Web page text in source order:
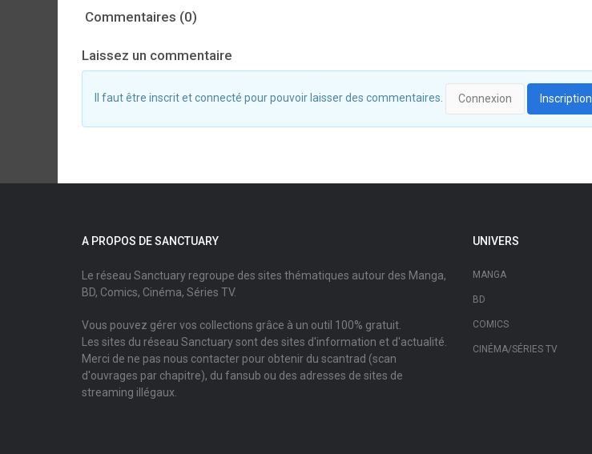
Commentaires (0)
Laissez un commentaire
Il faut être inscrit et connecté pour pouvoir laisser des commentaires. Connexion Inscription
A PROPOS DE SANCTUARY
Le réseau Sanctuary regroupe des sites thématiques autour des Manga,
BD, Comics, Cinéma, Séries TV.
Vous pouvez gérer vos collections grâce à un outil 100% gratuit.
Les sites du réseau Sanctuary sont des sites d'information et d'actualité.
Merci de ne pas nous contacter pour obtenir du scantrad (scan
d'ouvrages par chapitre), du fansub ou des adresses de sites de
streaming illégaux.
UNIVERS
MANGA
BD
COMICS
CINÉMA/SÉRIES TV